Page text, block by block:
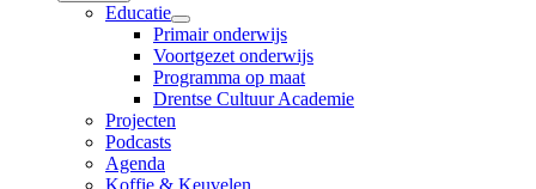
Educatie
Primair onderwijs
Voortgezet onderwijs
Programma op maat
Drentse Cultuur Academie
Projecten
Podcasts
Agenda
Koffie & Keuvelen